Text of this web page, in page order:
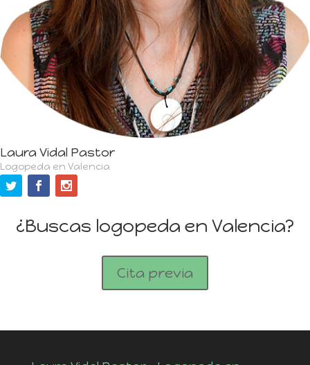
Laura Vidal Pastor
Logopeda en Valencia
¿Buscas logopeda en Valencia?
Cita previa